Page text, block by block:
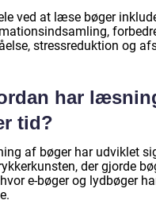
ved at læse bøger
stressreduktion og
har
tid?
af bøger har udviklet
der gjorde
e-bøger og lydbøger